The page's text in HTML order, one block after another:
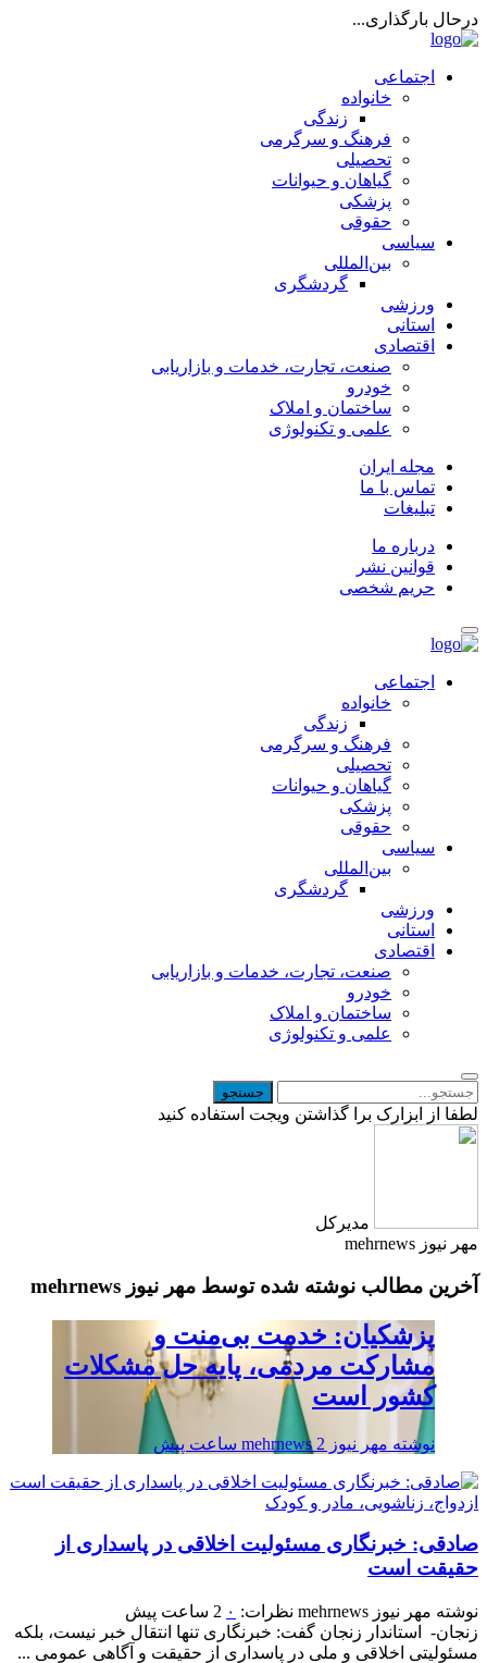
درحال بارگذاری...
اجتماعی
خانواده
زندگی
فرهنگ و سرگرمی
تحصیلی
گیاهان و حیوانات
پزشکی
حقوقی
سیاسی
بین‌المللی
گردشگری
ورزشی
استانی
اقتصادی
صنعت، تجارت، خدمات و بازاریابی
خودرو
ساختمان و املاک
علمی و تکنولوژی
مجله ایران
تماس با ما
تبلیغات
درباره ما
قوانین نشر
حریم شخصی
اجتماعی
خانواده
زندگی
فرهنگ و سرگرمی
تحصیلی
گیاهان و حیوانات
پزشکی
حقوقی
سیاسی
بین‌المللی
گردشگری
ورزشی
استانی
اقتصادی
صنعت، تجارت، خدمات و بازاریابی
خودرو
ساختمان و املاک
علمی و تکنولوژی
لطفا از ابزارک برا گذاشتن ویجت استفاده کنید
مدیرکل
مهر نیوز mehrnews
آخرین مطالب نوشته شده توسط مهر نیوز mehrnews
پزشکیان: خدمت بی‌منت و
مشارکت مردمی، پایه حل مشکلات
کشور است
نوشته مهر نیوز mehrnews 2 ساعت پیش
ازدواج، زناشویی، مادر و کودک
صادقی: خبرنگاری مسئولیت اخلاقی در پاسداری از
حقیقت است
نوشته مهر نیوز mehrnews نظرات: ۰ 2 ساعت پیش
زنجان- استاندار زنجان گفت: خبرنگاری تنها انتقال خبر نیست، بلکه
مسئولیتی اخلاقی و ملی در پاسداری از حقیقت و آگاهی عمومی ...